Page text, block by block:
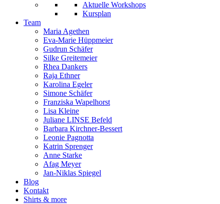
Aktuelle Workshops
Kursplan
Team
Maria Agethen
Eva-Marie Hüppmeier
Gudrun Schäfer
Silke Greitemeier
Rhea Dankers
Raja Ethner
Karolina Egeler
Simone Schäfer
Franziska Wapelhorst
Lisa Kleine
Juliane LINSE Befeld
Barbara Kirchner-Bessert
Leonie Pagnotta
Katrin Sprenger
Anne Starke
Afag Meyer
Jan-Niklas Spiegel
Blog
Kontakt
Shirts & more